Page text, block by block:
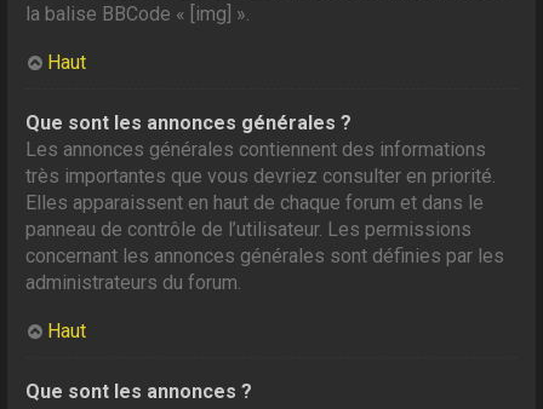
la balise BBCode « [img] ».
Haut
Que sont les annonces générales ?
Les annonces générales contiennent des informations
très importantes que vous devriez consulter en priorité.
Elles apparaissent en haut de chaque forum et dans le
panneau de contrôle de l’utilisateur. Les permissions
concernant les annonces générales sont définies par les
administrateurs du forum.
Haut
Que sont les annonces ?